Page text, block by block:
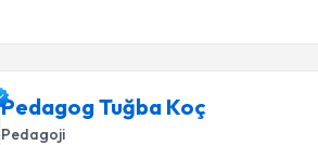
Pedagog Tuğba Koç
Pedagoji